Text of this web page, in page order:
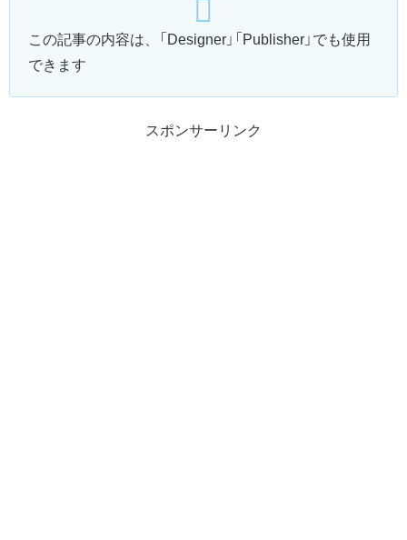
この記事の内容は、「Designer」「Publisher」でも使用
できます
スポンサーリンク